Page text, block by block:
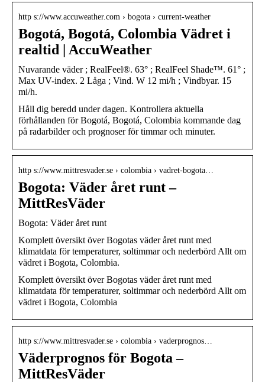
http s://www.accuweather.com › bogota › current-weather
Bogotá, Bogotá, Colombia Vädret i
realtid | AccuWeather
Nuvarande väder ; RealFeel®. 63° ; RealFeel Shade™. 61° ;
Max UV-index. 2 Låga ; Vind. W 12 mi/h ; Vindbyar. 15
mi/h.
Håll dig beredd under dagen. Kontrollera aktuella
förhållanden för Bogotá, Bogotá, Colombia kommande dag
på radarbilder och prognoser för timmar och minuter.
http s://www.mittresvader.se › colombia › vadret-bogota…
Bogota: Väder året runt –
MittResVäder
Bogota: Väder året runt
Komplett översikt över Bogotas väder året runt med
klimatdata för temperaturer, soltimmar och nederbörd Allt om
vädret i Bogota, Colombia.
Komplett översikt över Bogotas väder året runt med
klimatdata för temperaturer, soltimmar och nederbörd Allt om
vädret i Bogota, Colombia
http s://www.mittresvader.se › colombia › vaderprognos…
Väderprognos för Bogota –
MittResVäder